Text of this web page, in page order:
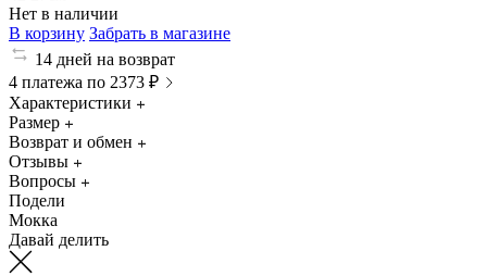
Нет в наличии
В корзину Забрать в магазине
14 дней на возврат
4 платежа по 2373 ₽
Характеристики
Размер
Возврат и обмен
Отзывы
Вопросы
Подели
Мокка
Давай делить